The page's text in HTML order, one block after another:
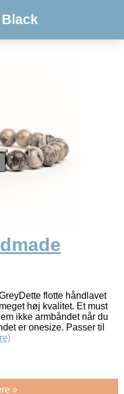
flotte håndlavet
høj kvalitet. Et must
ikke armbåndet når du
er onesize. Passer til
»